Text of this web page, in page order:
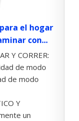
el hogar
con...
Y CORRER:
de modo
de modo
Y
un